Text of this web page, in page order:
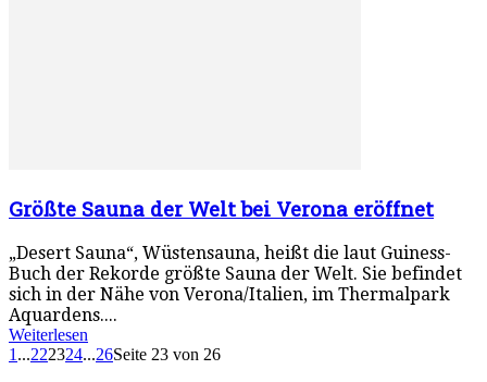
Größte Sauna der Welt bei Verona eröffnet
„Desert Sauna“, Wüstensauna, heißt die laut Guiness-
Buch der Rekorde größte Sauna der Welt. Sie befindet
sich in der Nähe von Verona/Italien, im Thermalpark
Aquardens....
Weiterlesen
1 ...222324...26Seite 23 von 26